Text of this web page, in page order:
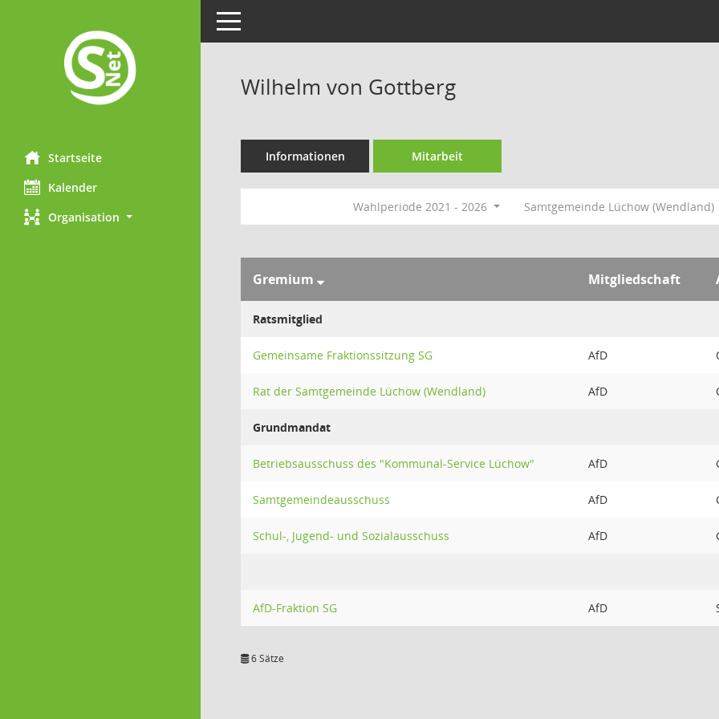
Startseite
Kalender
Organisation
Toggle navigation
Wilhelm von Gottberg
Informationen Mitarbeit
Wahlperiode 2021 - 2026 Samtgemeinde Lüchow (Wendland)
Gremium Mitgliedschaft
Ratsmitglied
Gemeinsame Fraktionssitzung SG AfD
Rat der Samtgemeinde Lüchow (Wendland) AfD
Grundmandat
Betriebsausschuss des "Kommunal-Service Lüchow" AfD
Samtgemeindeausschuss AfD
Schul-, Jugend- und Sozialausschuss AfD
AfD-Fraktion SG AfD
6 Sätze